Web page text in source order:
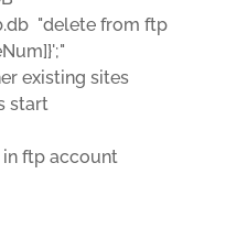
"delete from ftp
existing sites
start
in ftp account